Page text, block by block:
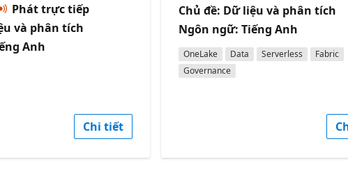
Phát trực tiếp
và phân tích
Anh
Chi tiết
Chủ đề: Dữ liệu và phân tích
Ngôn ngữ: Tiếng Anh
OneLake Data Serverless
Fabric
Governance